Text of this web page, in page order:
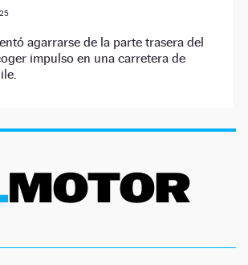
agarrarse de la parte trasera del
impulso en una carretera de